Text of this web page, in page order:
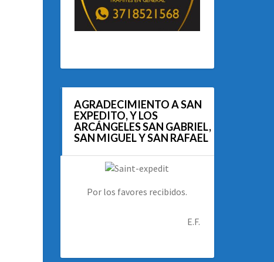
AGRADECIMIENTO A SAN
EXPEDITO, Y LOS
ARCÁNGELES SAN GABRIEL,
SAN MIGUEL Y SAN RAFAEL
Por los favores recibidos.
E.F.